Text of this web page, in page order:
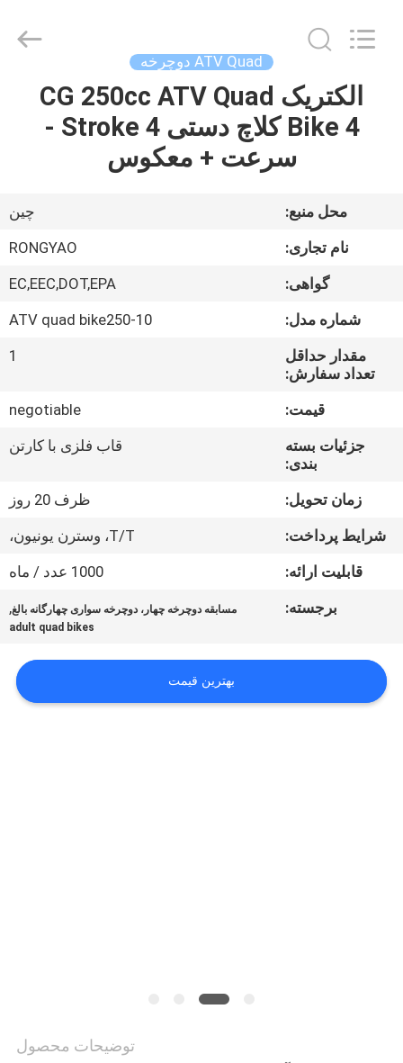
درباره
کارخانه
کنترل
تماس
بگیرید
درخواست
نقل
قول
Vehicle
Co.,Ltd.
ATV Quad دوچرخه
الکتریک CG 250cc ATV Quad
Bike 4 کلاچ دستی Stroke 4 -
سرعت + معکوس
محل منبع:
چين
نام تجاری:
RONGYAO
گواهی:
EC,EEC,DOT,EPA
شماره مدل:
ATV quad bike250-10
مقدار حداقل
تعداد سفارش:
1
قیمت:
negotiable
جزئیات بسته
بندی:
قاب فلزی با کارتن
زمان تحویل:
ظرف 20 روز
شرایط پرداخت:
T/T، وسترن یونیون،
قابلیت ارائه:
1000 عدد / ماه
برجسته:
مسابقه دوچرخه چهار، دوچرخه سواری چهارگانه بالغ,
adult quad bikes
بهترین قیمت
توضیحات محصول